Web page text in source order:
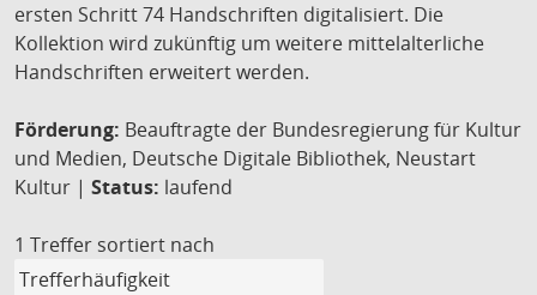
ersten Schritt 74 Handschriften digitalisiert. Die
Kollektion wird zukünftig um weitere mittelalterliche
Handschriften erweitert werden.
Förderung: Beauftragte der Bundesregierung für Kultur
und Medien, Deutsche Digitale Bibliothek, Neustart
Kultur | Status: laufend
1 Treffer sortiert nach